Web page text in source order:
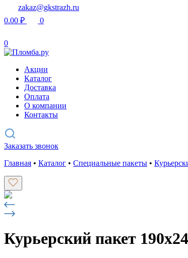
zakaz@gkstrazh.ru
0.00 ₽ 0
0
Акции
Каталог
Доставка
Оплата
О компании
Контакты
Заказать звонок
Главная • Каталог • Специальные пакеты •
Курьерский пакет